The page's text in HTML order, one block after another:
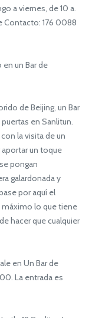
a viernes, de 10 a.
Contacto: 176 0088
un Bar de
de Beijing, un Bar
en Sanlitun.
la visita de un
un toque
pongan
galardonada y
por aquí el
máximo lo que tiene
hacer que cualquier
en Un Bar de
La entrada es